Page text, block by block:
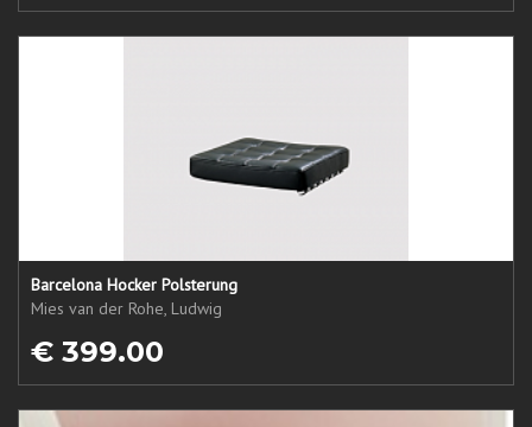
Barcelona Hocker Polsterung
Mies van der Rohe, Ludwig
€ 399.00